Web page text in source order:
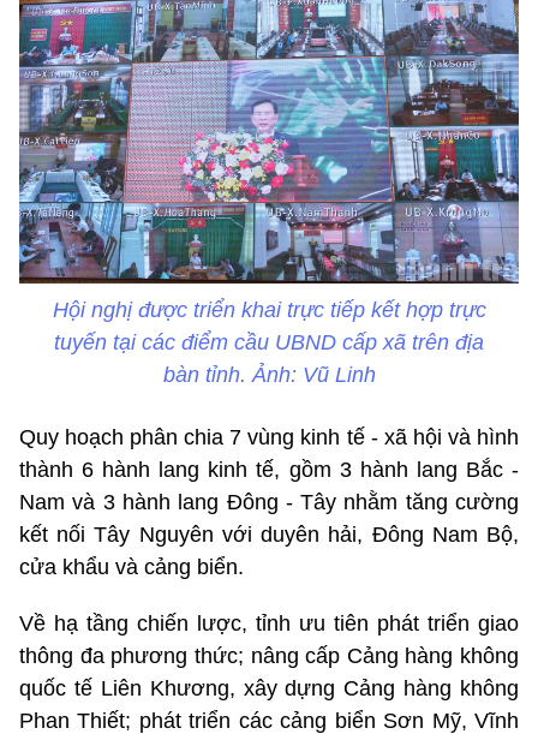
Hội nghị được triển khai trực tiếp kết hợp trực
tuyến tại các điểm cầu UBND cấp xã trên địa
bàn tỉnh. Ảnh: Vũ Linh
Quy hoạch phân chia 7 vùng kinh tế - xã hội và hình
thành 6 hành lang kinh tế, gồm 3 hành lang Bắc -
Nam và 3 hành lang Đông - Tây nhằm tăng cường
kết nối Tây Nguyên với duyên hải, Đông Nam Bộ,
cửa khẩu và cảng biển.
Về hạ tầng chiến lược, tỉnh ưu tiên phát triển giao
thông đa phương thức; nâng cấp Cảng hàng không
quốc tế Liên Khương, xây dựng Cảng hàng không
Phan Thiết; phát triển các cảng biển Sơn Mỹ, Vĩnh